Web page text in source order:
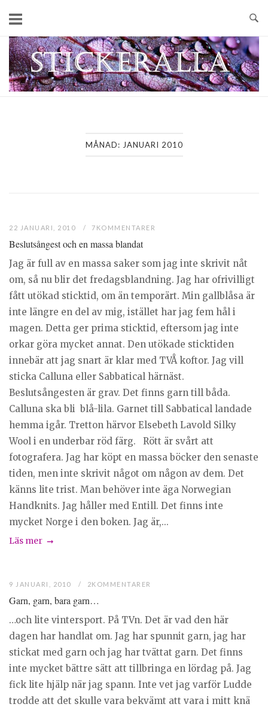
content
Home
MÅNAD: JANUARI 2010
22 JANUARI, 2010 7KOMMENTARER
Beslutsångest och en massa blandat
Jag är full av en massa saker som jag inte skrivit nåt
om, så nu blir det fredagsblandning. Jag har ofrivilligt
fått utökad sticktid, om än temporärt. Min gallblåsa är
inte längre en del av mig, istället har jag fem hål i
magen. Detta ger prima sticktid, eftersom jag inte
orkar göra mycket annat. Den utökade sticktiden
innebär att jag snart är klar med TVÅ koftor. Jag vill
sticka Calluna eller Sabbatical härnäst.
Beslutsångesten är grav. Det finns garn till båda.
Calluna ska bli blå-lila. Garnet till Sabbatical landade
hemma igår. Tretton härvor Elsebeth Lavold Silky
Wool i en underbar röd färg. Rött är svårt att
fotografera. Jag har köpt en massa böcker den senaste
tiden, men inte skrivit något om någon av dem. Det
känns lite trist. Man behöver inte äga Norwegian
Handknits. Jag håller med Entill. Det finns inte
mycket Norge i den boken. Jag är,...
Läs mer
9 JANUARI, 2010 2KOMMENTARER
Garn, garn, bara garn…
…och lite vintersport. På TVn. Det är vad den här
dagen har handlat om. Jag har spunnit garn, jag har
stickat med garn och jag har tvättat garn. Det finns
inte mycket bättre sätt att tillbringa en lördag på. Jag
fick lite hjälp när jag spann. Inte vet jag varför Ludde
trodde att det skulle vara bekvämt att vara i mitt knä